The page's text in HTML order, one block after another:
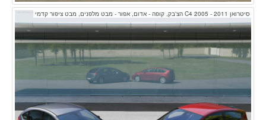
סיטרואן C4 2005 - 2011 הצ'בק, קופה - אדום, אפור - מבט מלפנים, מבט ציפור קדמי